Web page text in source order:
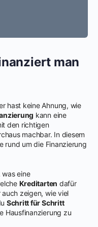
man
hast keine Ahnung, wie
kann eine
den richtigen
machbar. In diesem
rund um die Finanzierung
eine
Kreditarten dafür
zeigen, wie viel
Schritt für Schritt
Hausfinanzierung zu